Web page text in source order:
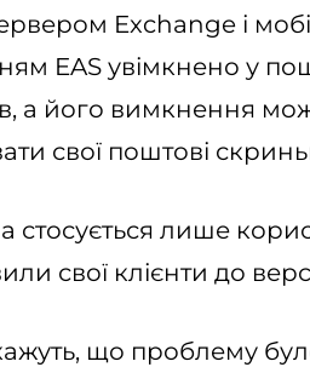
Exchange і
EAS увімкнено у
а його вимкнення
свої поштові
стосується лише
свої клієнти до
що проблему